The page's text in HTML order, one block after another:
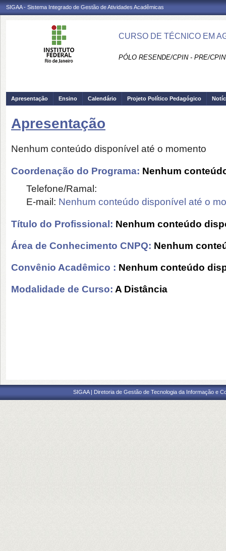
SIGAA - Sistema Integrado de Gestão de Atividades Acadêmicas
CURSO DE TÉCNICO EM
PÓLO RESENDE/CPIN - PRE/CPIN
Apresentação Ensino Calendário Projeto Político Pedagógico
Apresentação
Nenhum conteúdo disponível até o momento
Coordenação do Programa: Nenhum
Telefone/Ramal:
E-mail: Nenhum conteúdo disponível até o
Título do Profissional: Nenhum conteúdo
Área de Conhecimento CNPQ: Nenhum
Convênio Acadêmico : Nenhum conteúdo
Modalidade de Curso: A Distância
SIGAA | Diretoria de Gestão de Tecnologia da Informação e